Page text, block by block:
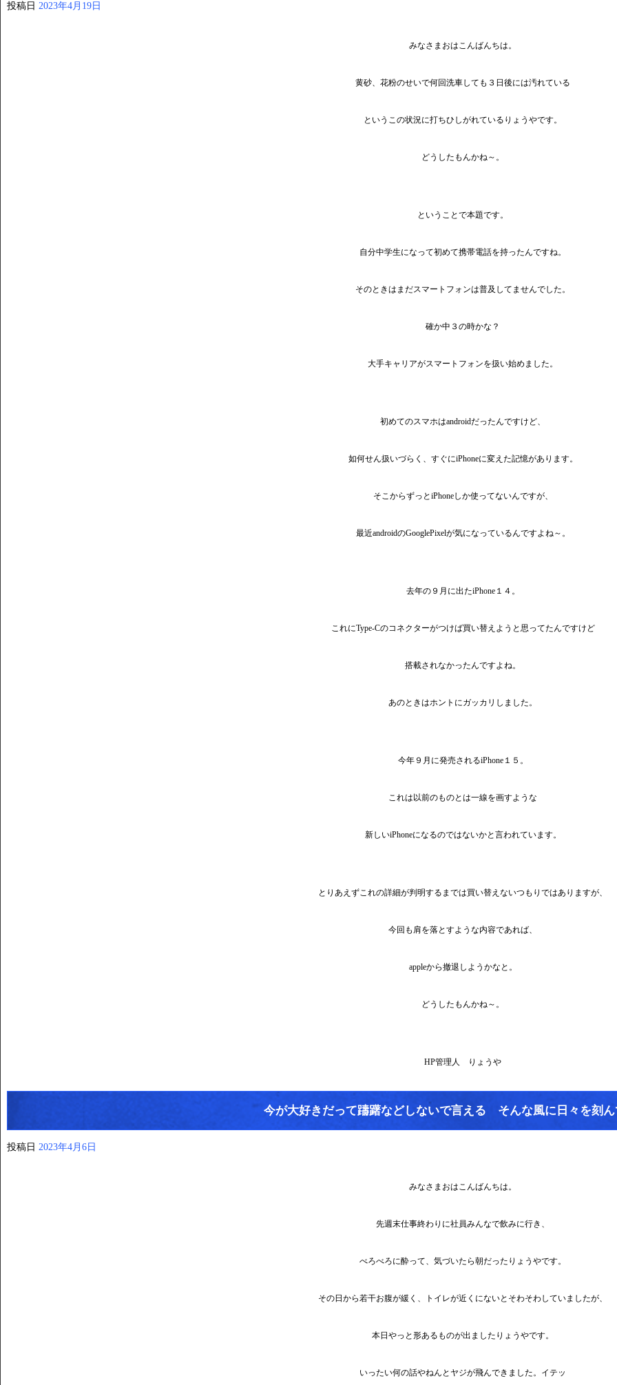
投稿日 2023年4月19日
みなさまおはこんばんちは。
黄砂、花粉のせいで何回洗車しても３日後には汚れている
というこの状況に打ちひしがれているりょうやです。
どうしたもんかね～。
ということで本題です。
自分中学生になって初めて携帯電話を持ったんですね。
そのときはまだスマートフォンは普及してませんでした。
確か中３の時かな？
大手キャリアがスマートフォンを扱い始めました。
初めてのスマホはandroidだったんですけど、
如何せん扱いづらく、すぐにiPhoneに変えた記憶があります。
そこからずっとiPhoneしか使ってないんですが、
最近androidのGooglePixelが気になっているんですよね～。
去年の９月に出たiPhone１４。
これにType-Cのコネクターがつけば買い替えようと思ってたんですけど
搭載されなかったんですよね。
あのときはホントにガッカリしました。
今年９月に発売されるiPhone１５。
これは以前のものとは一線を画すような
新しいiPhoneになるのではないかと言われています。
とりあえずこれの詳細が判明するまでは買い替えないつもりではありますが、
今回も肩を落とすような内容であれば、
appleから撤退しようかなと。
どうしたもんかね～。
HP管理人 りょうや
今が大好きだって躊躇などしないで言える そんな風に日々を刻
投稿日 2023年4月6日
みなさまおはこんばんちは。
先週末仕事終わりに社員みんなで飲みに行き、
べろべろに酔って、気づいたら朝だったりょうやです。
その日から若干お腹が緩く、トイレが近くにないとそわそわしていましたが、
本日やっと形あるものが出ましたりょうやです。
いったい何の話やねんとヤジが飛んできました。イテッ